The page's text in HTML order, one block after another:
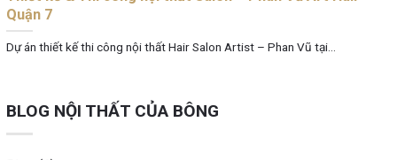
Quận 7
Dự án thiết kế thi công nội thất Hair Salon Artist – Phan Vũ tại...
BLOG NỘI THẤT CỦA BÔNG